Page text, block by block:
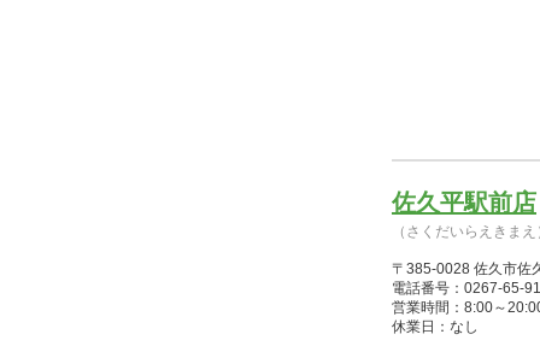
佐久平駅前店
（さくだいらえきまえ
〒385-0028 佐久市佐
電話番号：0267-65-
営業時間：8:00～
休業日：なし